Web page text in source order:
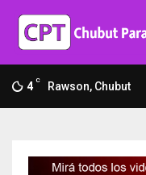
4 C Rawson, Chubut